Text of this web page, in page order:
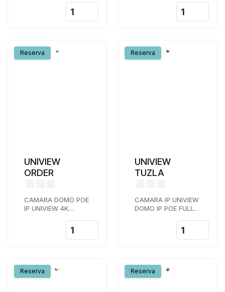
HUNTER DUAL LIGHT
MICROFONO IR 20 M
Reserva
UNIVIEW
ORDER
CAMARA DOMO POE
IP UNIVIEW 4K
MOTORIZADA 2,8-12
MM IR 40 M IK10
Reserva
UNIVIEW
TUZLA
CAMARA IP UNIVIEW
DOMO IP POE FULL
Reserva Reserva